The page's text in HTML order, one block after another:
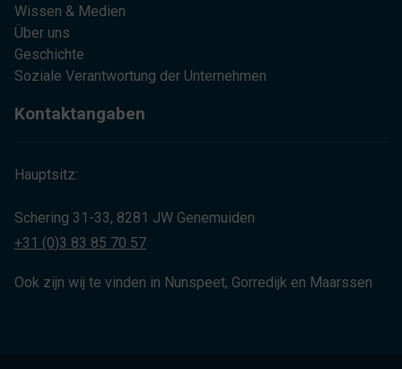
Wissen & Medien
Über uns
Geschichte
Soziale Verantwortung der Unternehmen
Kontaktangaben
Hauptsitz:
Schering 31-33, 8281 JW Genemuiden
+31 (0)3 83 85 70 57
Ook zijn wij te vinden in Nunspeet, Gorredijk en Maarssen